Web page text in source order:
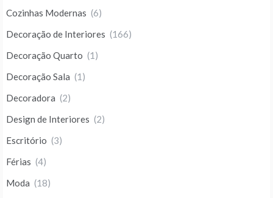
Cozinhas Modernas (6)
Decoração de Interiores (166)
Decoração Quarto (1)
Decoração Sala (1)
Decoradora (2)
Design de Interiores (2)
Escritório (3)
Férias (4)
Moda (18)